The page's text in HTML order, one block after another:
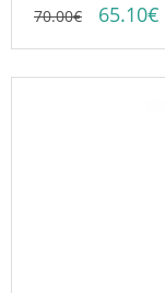
70.00€ 65.10€